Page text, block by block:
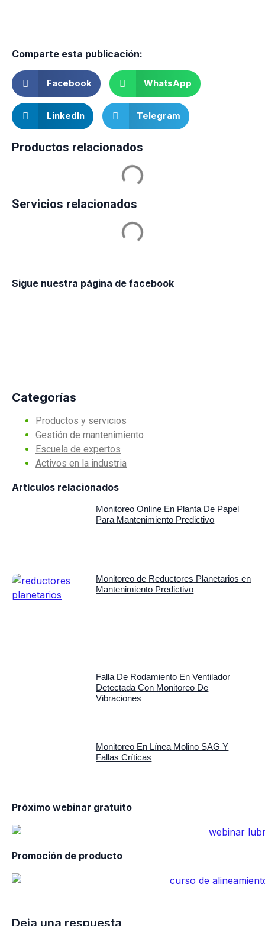
Comparte esta publicación:
Facebook WhatsApp
LinkedIn Telegram
Productos relacionados
Servicios relacionados
Sigue nuestra página de facebook
Categorías
Productos y servicios
Gestión de mantenimiento
Escuela de expertos
Activos en la industria
Artículos relacionados
Monitoreo Online En Planta De Papel
Para Mantenimiento Predictivo
Monitoreo de Reductores Planetarios en
Mantenimiento Predictivo
Falla De Rodamiento En Ventilador
Detectada Con Monitoreo De
Vibraciones
Monitoreo En Línea Molino SAG Y
Fallas Críticas
Próximo webinar gratuito
Promoción de producto
Deja una respuesta